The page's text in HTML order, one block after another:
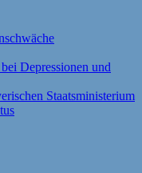
Depressionen und
Staatsministerium